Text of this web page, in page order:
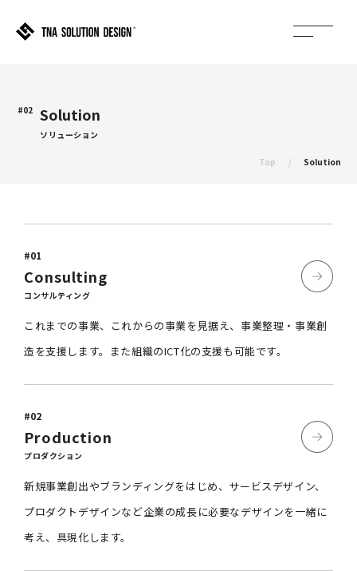
#02 Solution
ソリューション
Top Solution
#01
Consulting
コンサルティング
これまでの事業、これからの事業を見据え、事業整理・事業創
造を支援します。
また組織のICT化の支援も可能です。
#02
Production
プロダクション
新規事業創出やブランディングをはじめ、サービスデザイン、
プロダクトデザインなど企業の成長に必要なデザインを一緒に
考え、具現化します。